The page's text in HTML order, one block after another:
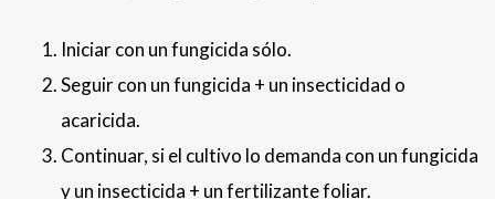
Iniciar con un fungicida sólo.
Seguir con un fungicida + un insecticidad o
acaricida.
Continuar, si el cultivo lo demanda con un fungicida
y un insecticida + un fertilizante foliar.